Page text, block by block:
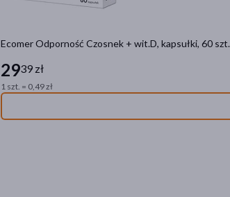
Ecomer Odporność Czosnek + wit.D, kapsułki, 60 szt.
2939 zł
1 szt. = 0,49 zł